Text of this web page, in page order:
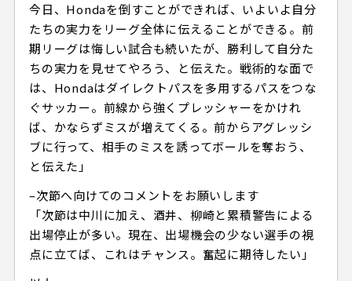
今日、Hondaを倒すことができれば、いよいよ自分
たちの実力をリーグ全体に伝えることができる。前
期リーグは悔しい試合も続いたが、勝利して自分た
ちの実力を見せてやろう、と伝えた。戦術的な面で
は、Hondaはダイレクトパスを多用するパスをつな
ぐサッカー。前線から強くプレッシャーをかけれ
ば、かならずミスが増えてくる。前からアグレッシ
ブに行って、相手のミスを誘ってボールを奪おう、
と伝えた」
–次節へ向けてのコメントをお願いします
「次節は中川に加え、酒井、柳崎と累積警告による
出場停止が多い。現在、出場機会の少ない選手の視
点に立てば、これはチャンス。奮起に期待したい」